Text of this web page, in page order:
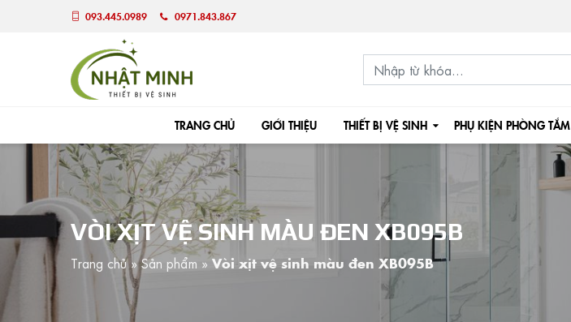
093.445.0989 0971.843.867
TRANG CHỦ GIỚI THIỆU THIẾT BỊ VỆ SINH PHỤ KIỆN PHÒNG TẮM
VÒI XỊT VỆ SINH MÀU ĐEN XB095B
Trang chủ»Sản phẩm »Vòi xịt vệ sinh màu đen XB095B